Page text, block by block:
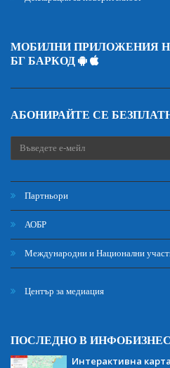
МОБИЛНИ ПРИЛОЖЕНИЯ
БГ БАРКОД
АБОНИРАЙТЕ СЕ
Партньори
АОБР
Международни и Национални
Център за медиация
ПОСЛЕДНО В ИНФОБИЗНЕС
Интерактивна